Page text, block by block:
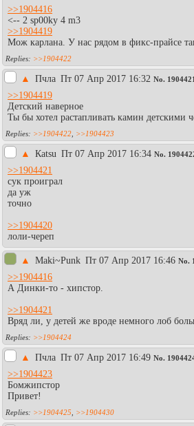
>>1904416
<-- 2 sp00ky 4 m3
>>1904419
Мож карлана. У нас рядом в фикс-прайсе
>>1904422
▲ Пчла Пт 07 Апр 2017 16:32 No. 1904421
>>1904419
Детский наверное
Ты бы хотел растапливать камин детскими
>>1904422 >>1904423
▲ Каtsu Пт 07 Апр 2017 16:34 No.
>>1904421
сук проиграл
да уж
точно
>>1904420
лоли-череп
▲ Maki~Punk Пт 07 Апр 2017 16:46 No.
>>1904416
А Динки-то - хипстор.
>>1904421
Вряд ли, у детей же вроде немного лоб
>>1904424
▲ Пчла Пт 07 Апр 2017 16:49 No.
>>1904423
Бомжипстор
Привет!
>>1904425 >>1904430